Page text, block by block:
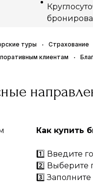
туры Страхование
клиентам
Как купить
1️⃣ Введите
2️⃣
3️⃣